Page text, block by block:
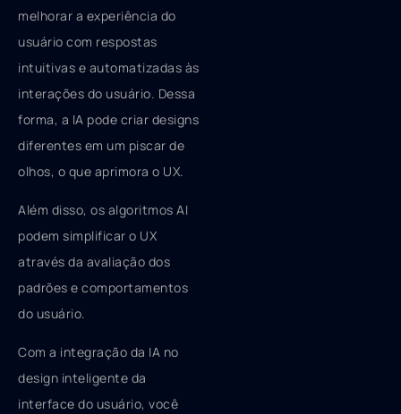
melhorar a experiência do
usuário com respostas
intuitivas e automatizadas às
interações do usuário. Dessa
forma, a IA pode criar designs
diferentes em um piscar de
olhos, o que aprimora o UX.
Além disso, os algoritmos AI
podem simplificar o UX
através da avaliação dos
padrões e comportamentos
do usuário.
Com a integração da IA ​​no
design inteligente da
interface do usuário, você